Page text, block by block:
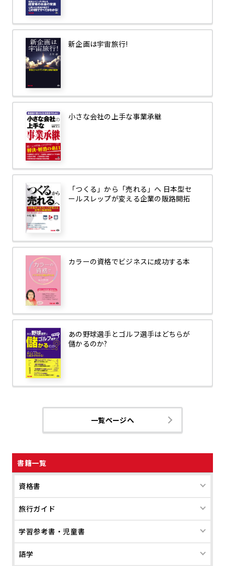
書籍一覧
資格書
旅行ガイド
学習参考書・児童書
語学
新企画は宇宙旅行!
小さな会社の上手な事業承継
「つくる」から「売れる」へ 日本型セ
ールスレップが変える企業の販路開拓
カラーの資格でビジネスに成功する本
あの野球選手とゴルフ選手はどちらが
儲かるのか?
一覧ページへ